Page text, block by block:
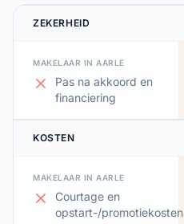
ZEKERHEID
MAKELAAR IN AARLE
Pas na akkoord en
financiering
KOSTEN
MAKELAAR IN AARLE
Courtage en
opstart-/promotiekosten